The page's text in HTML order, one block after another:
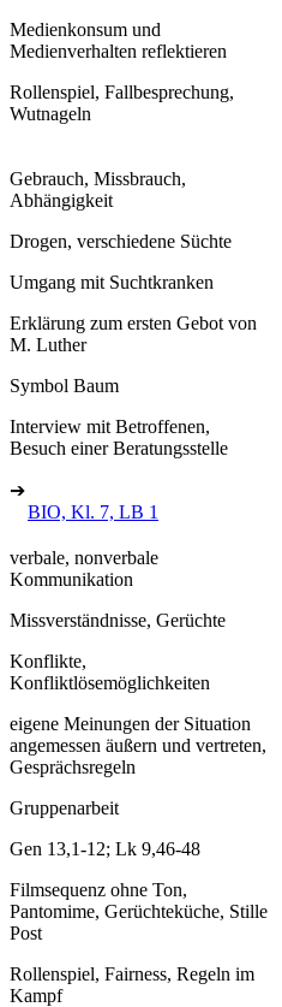
Medienkonsum und
Medienverhalten reflektieren
Rollenspiel, Fallbesprechung,
Wutnageln
Gebrauch, Missbrauch,
Abhängigkeit
Drogen, verschiedene Süchte
Umgang mit Suchtkranken
Erklärung zum ersten Gebot von
M. Luther
Symbol Baum
Interview mit Betroffenen,
Besuch einer Beratungsstelle
➔
BIO, Kl. 7, LB 1
verbale, nonverbale
Kommunikation
Missverständnisse, Gerüchte
Konflikte,
Konfliktlösemöglichkeiten
eigene Meinungen der Situation
angemessen äußern und vertreten,
Gesprächsregeln
Gruppenarbeit
Gen 13,1-12; Lk 9,46-48
Filmsequenz ohne Ton,
Pantomime, Gerüchteküche, Stille
Post
Rollenspiel, Fairness, Regeln im
Kampf